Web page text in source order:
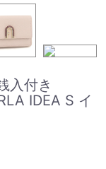
入付き
IDEA S イ